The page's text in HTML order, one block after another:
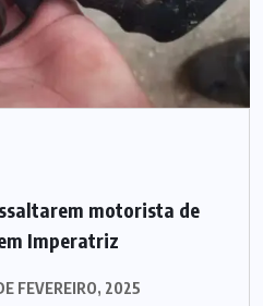
motorista de
Imperatriz
FEVEREIRO, 2025